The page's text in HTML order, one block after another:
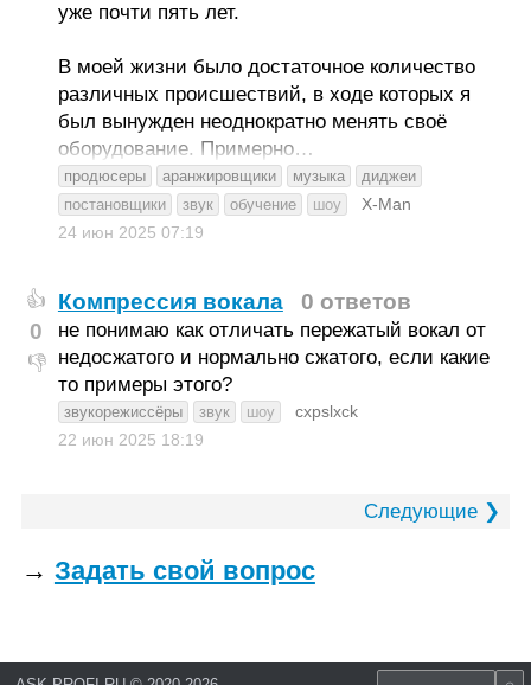
уже почти пять лет.
В моей жизни было достаточное количество
различных происшествий, в ходе которых я
был вынужден неоднократно менять своё
оборудование. Примерно…
продюсеры аранжировщики музыка
диджеи
постановщики
звук обучение шоу
X-Man
24 июн 2025 07:19
👍
0
👎
Компрессия вокала 0 ответов
не понимаю как отличать пережатый вокал от
недосжатого и нормально сжатого, если какие
то примеры этого?
звукорежиссёры звук шоу
cxpslxck
22 июн 2025 18:19
Следующие ❯
→ Задать свой вопрос